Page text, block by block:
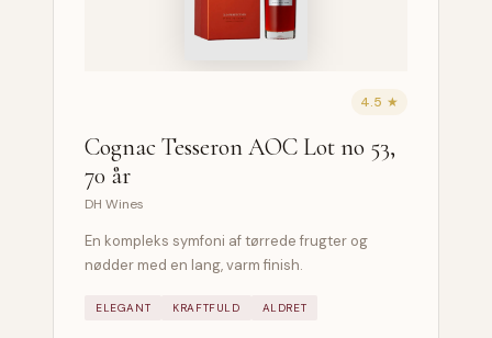
4.5 ★
Cognac Tesseron AOC Lot no 53,
70 år
DH Wines
En kompleks symfoni af tørrede frugter og
nødder med en lang, varm finish.
ELEGANT KRAFTFULD ALDRET